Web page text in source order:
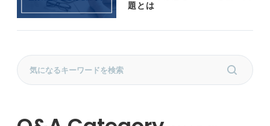
題とは